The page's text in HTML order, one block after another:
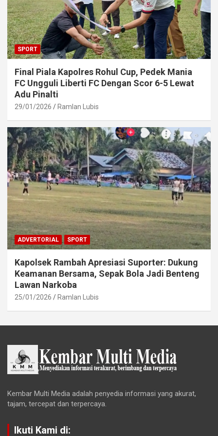
SPORT
Final Piala Kapolres Rohul Cup, Pedek Mania
FC Ungguli Liberti FC Dengan Scor 6-5 Lewat
Adu Pinalti
29/01/2026 Ramlan Lubis
ADVERTORIAL SPORT
Kapolsek Rambah Apresiasi Suporter: Dukung
Keamanan Bersama, Sepak Bola Jadi Benteng
Lawan Narkoba
25/01/2026 Ramlan Lubis
Kembar Multi Media adalah penyedia informasi yang akurat,
tajam, tercepat dan terpercaya.
Ikuti Kami di: